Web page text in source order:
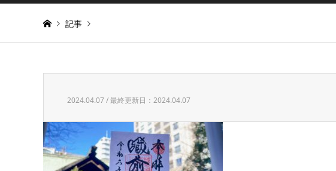
記事
2024.04.07 / 最終更新日：2024.04.07